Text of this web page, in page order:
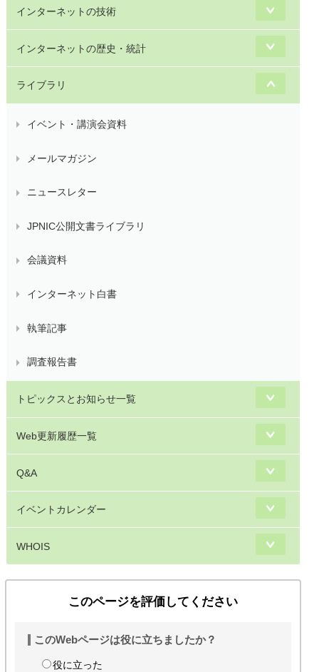
インターネットの技術
インターネットの歴史・統計
ライブラリ
イベント・講演会資料
メールマガジン
ニュースレター
JPNIC公開文書ライブラリ
会議資料
インターネット白書
執筆記事
調査報告書
トピックスとお知らせ一覧
Web更新履歴一覧
Q&A
イベントカレンダー
WHOIS
このページを評価してください
このWebページは役に立ちましたか？
役に立った